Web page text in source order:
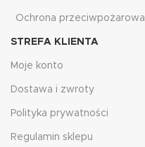
Ochrona przeciwpożarowa
STREFA KLIENTA
Moje konto
Dostawa i zwroty
Polityka prywatności
Regulamin sklepu